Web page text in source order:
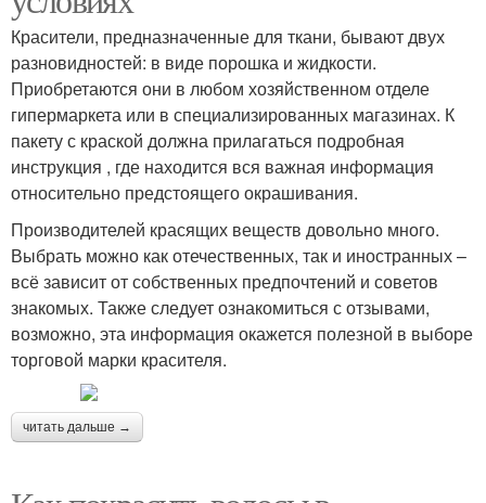
Красители, предназначенные для ткани, бывают двух
разновидностей: в виде порошка и жидкости.
Приобретаются они в любом хозяйственном отделе
гипермаркета или в специализированных магазинах. К
пакету с краской должна прилагаться подробная
инструкция , где находится вся важная информация
относительно предстоящего окрашивания.
Производителей красящих веществ довольно много.
Выбрать можно как отечественных, так и иностранных –
всё зависит от собственных предпочтений и советов
знакомых. Также следует ознакомиться с отзывами,
возможно, эта информация окажется полезной в выборе
торговой марки красителя.
читать дальше →